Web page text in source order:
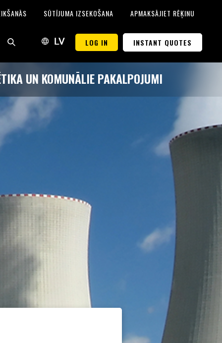
SŪTĪJUMA IZSEKOŠANA APMAKSĀJIET RĒĶINU
LV LOG IN INSTANT QUOTES
UN KOMUNĀLIE PAKALPOJUMI